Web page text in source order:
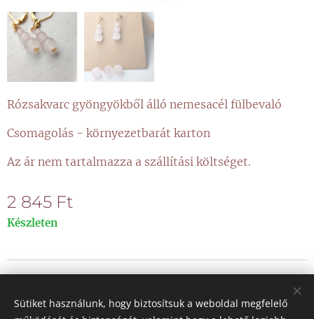
Rózsakvarc gyöngyökből álló nemesacél fülbevaló
Csomagolás - környezetbarát karton
Az ár nem tartalmazza a szállítási költséget.
2 845 Ft
Készleten
Sütik
Sütiket használunk, hogy biztosítsuk a weboldal megfelelő